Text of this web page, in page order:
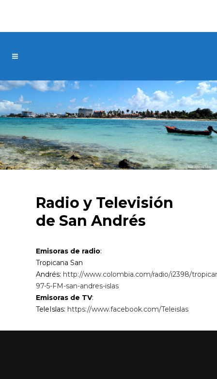
Radio y Televisión
de San Andrés
Emisoras de radio:
Tropicana San
Andrés: http://www.colombia.com/radio/i2398/
97-5-FM-san-andres-islas
Emisoras de TV:
TeleIslas: https://www.facebook.com/Teleislas